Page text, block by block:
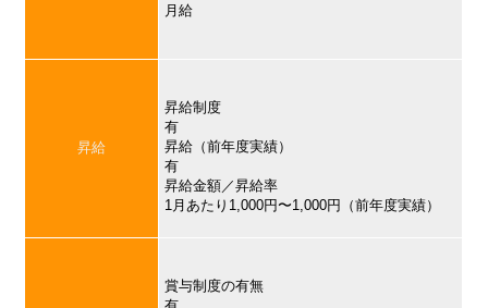
月給
昇給
昇給制度
有
昇給（前年度実績）
有
昇給金額／昇給率
1月あたり1,000円〜1,000円（前年度実績）
賞与制度の有無